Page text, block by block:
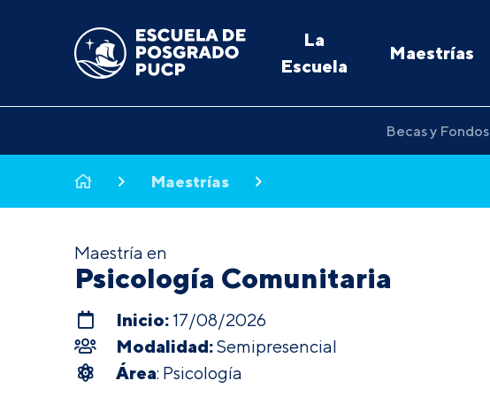
La
Escuela
Maestrías
Becas y Fondos
Maestrías
Maestría en
Psicología Comunitaria
Inicio: 17/08/2026
Modalidad:Semipresencial
Área: Psicología